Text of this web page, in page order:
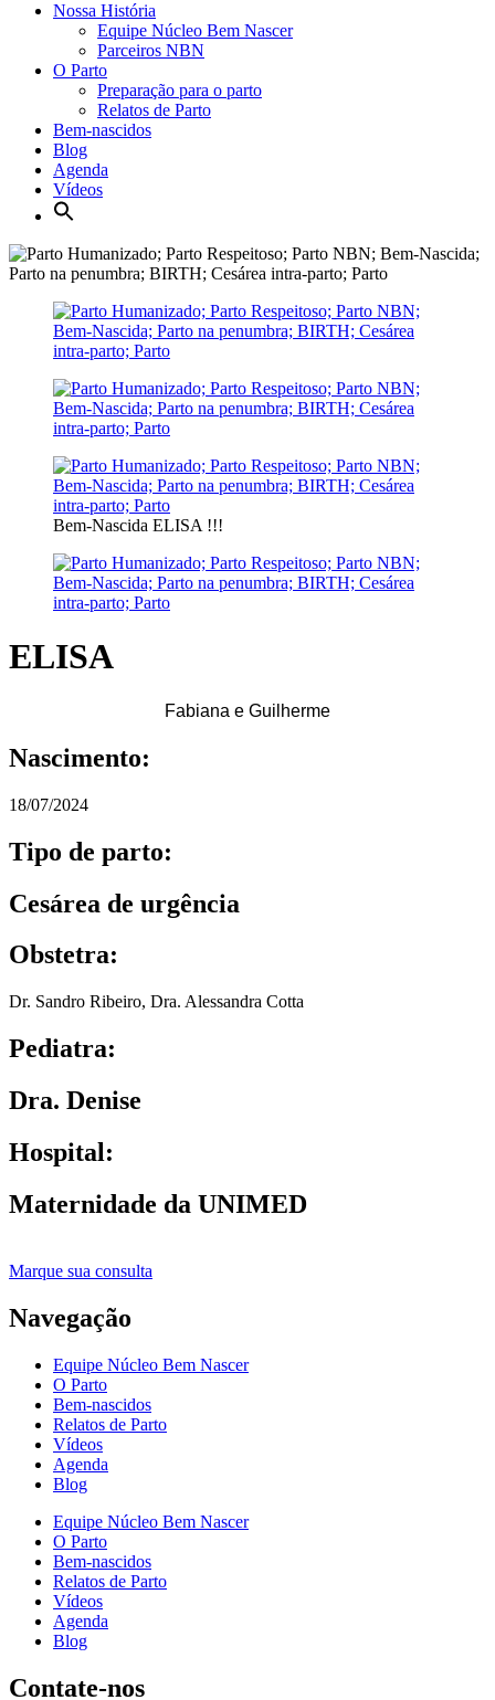
Nossa História
Equipe Núcleo Bem Nascer
Parceiros NBN
O Parto
Preparação para o parto
Relatos de Parto
Bem-nascidos
Blog
Agenda
Vídeos
Bem-Nascida ELISA !!!
ELISA
Fabiana e Guilherme
Nascimento:
18/07/2024
Tipo de parto:
Cesárea de urgência
Obstetra:
Dr. Sandro Ribeiro, Dra. Alessandra Cotta
Pediatra:
Dra. Denise
Hospital:
Maternidade da UNIMED
Marque sua consulta
Navegação
Equipe Núcleo Bem Nascer
O Parto
Bem-nascidos
Relatos de Parto
Vídeos
Agenda
Blog
Equipe Núcleo Bem Nascer
O Parto
Bem-nascidos
Relatos de Parto
Vídeos
Agenda
Blog
Contate-nos